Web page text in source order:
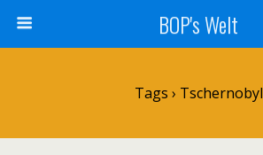
BOP's Welt
Tags › Tschernobyl